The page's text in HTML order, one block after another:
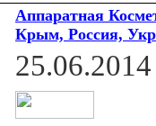
Aппаратная
Крым, Россия,
25.06.2014